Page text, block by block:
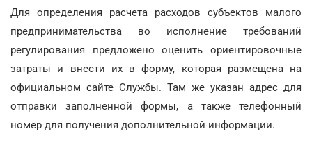
Для определения расчета расходов субъектов малого
предпринимательства во исполнение требований
регулирования предложено оценить ориентировочные
затраты и внести их в форму, которая размещена на
официальном сайте Службы. Там же указан адрес для
отправки заполненной формы, а также телефонный
номер для получения дополнительной информации.